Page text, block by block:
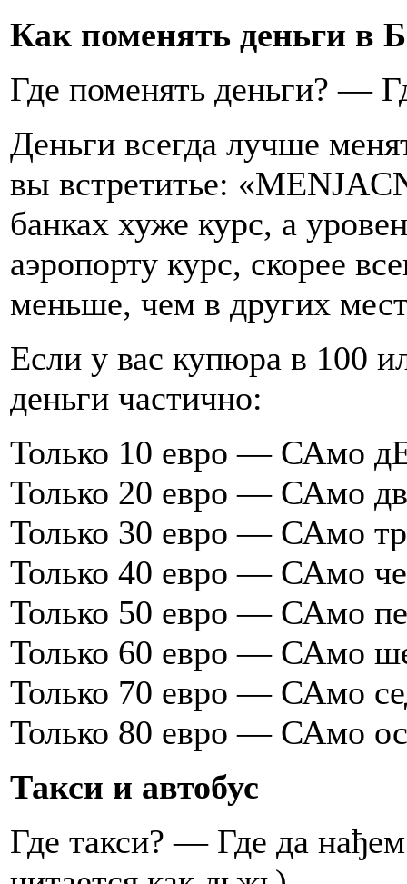
Как поменять деньги в
Где поменять деньги? —
Деньги всегда лучше
вы встретитье:
банках хуже курс, а
аэропорту курс, скорее
меньше, чем в других
Если у вас купюра в 100
деньги частично:
Только 10 евро — САмо
Только 20 евро — САмо
Только 30 евро — САмо
Только 40 евро — САмо
Только 50 евро — САмо
Только 60 евро — САмо
Только 70 евро — САмо
Только 80 евро — САмо
Такси и автобус
Где такси? — Где да